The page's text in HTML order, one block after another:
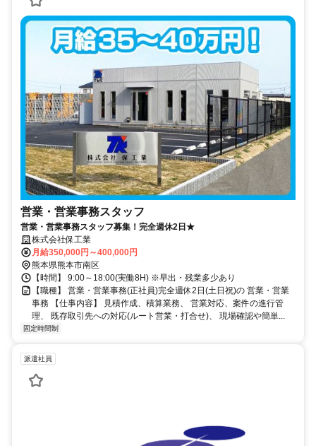
営業・営業事務スタッフ
営業・営業事務スタッフ募集！完全週休2日★
株式会社保工業
月給350,000円～400,000円
熊本県熊本市南区
【時間】 9:00～18:00(実働8H) ※早出・残業多少あり
【職種】 営業・営業事務(正社員)完全週休2日(土日祝)の 営業・営業
事務 【仕事内容】 見積作成、積算業務、 営業対応、案件の進行管
理、 既存取引先への対応(ルート営業・打合せ)、 現場確認や簡単...
固定時間制
派遣社員